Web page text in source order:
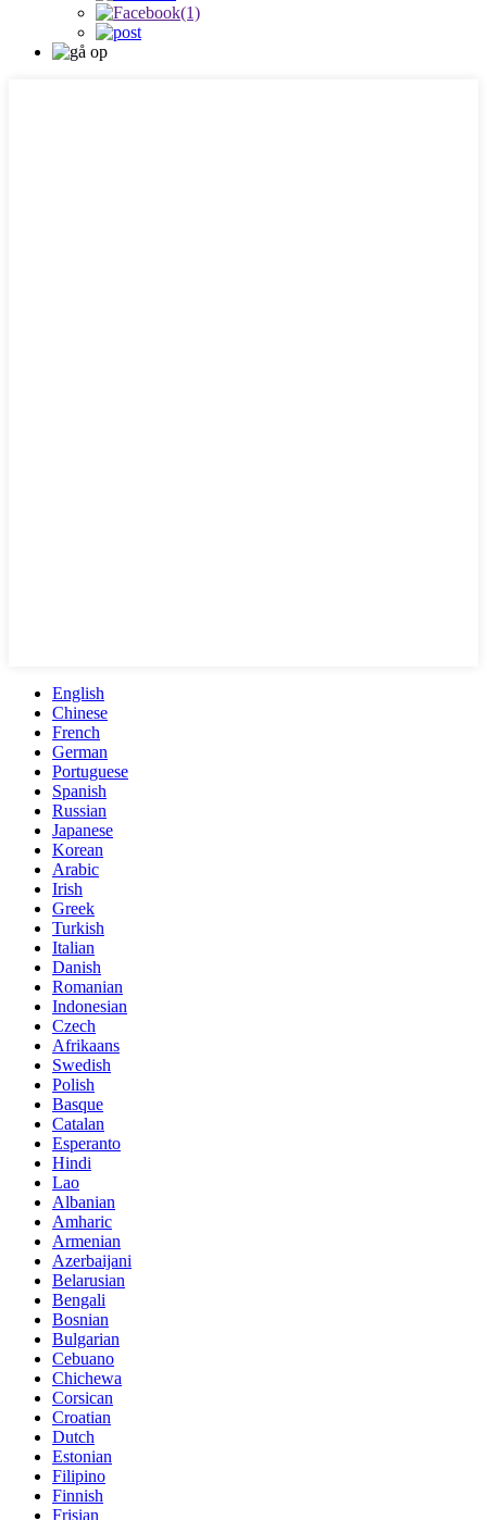
English
Chinese
French
German
Portuguese
Spanish
Russian
Japanese
Korean
Arabic
Irish
Greek
Turkish
Italian
Danish
Romanian
Indonesian
Czech
Afrikaans
Swedish
Polish
Basque
Catalan
Esperanto
Hindi
Lao
Albanian
Amharic
Armenian
Azerbaijani
Belarusian
Bengali
Bosnian
Bulgarian
Cebuano
Chichewa
Corsican
Croatian
Dutch
Estonian
Filipino
Finnish
Frisian